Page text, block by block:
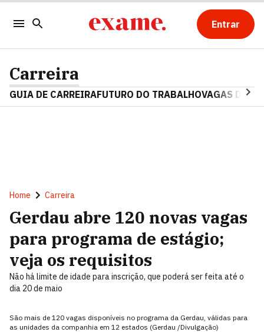
Entrar
Carreira
GUIA DE CARREIRAFUTURO DO TRABALHOVAGAS DE
Home Carreira
Gerdau abre 120 novas vagas
para programa de estágio;
veja os requisitos
Não há limite de idade para inscrição, que poderá ser feita até o
dia 20 de maio
São mais de 120 vagas disponíveis no programa da Gerdau, válidas para
as unidades da companhia em 12 estados (Gerdau /Divulgação)